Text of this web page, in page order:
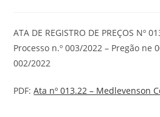
ATA DE REGISTRO DE PREÇOS Nº
Processo n.º 003/2022 – Pregão ne
002/2022
PDF:Ata nº 013.22 – Medlevenson